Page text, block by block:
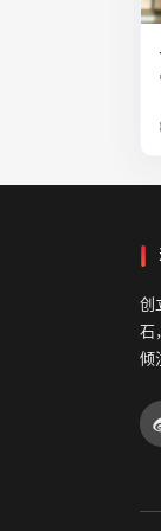
创
石
倾